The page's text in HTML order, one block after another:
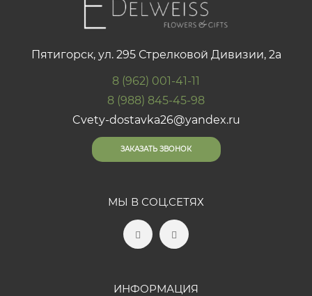
Пятигорск, ул. 295 Стрелковой Дивизии, 2а
8 (962) 001-41-11
8 (988) 845-45-98
Cvety-dostavka26@yandex.ru
ЗАКАЗАТЬ ЗВОНОК
МЫ В СОЦ.СЕТЯХ
ИНФОРМАЦИЯ